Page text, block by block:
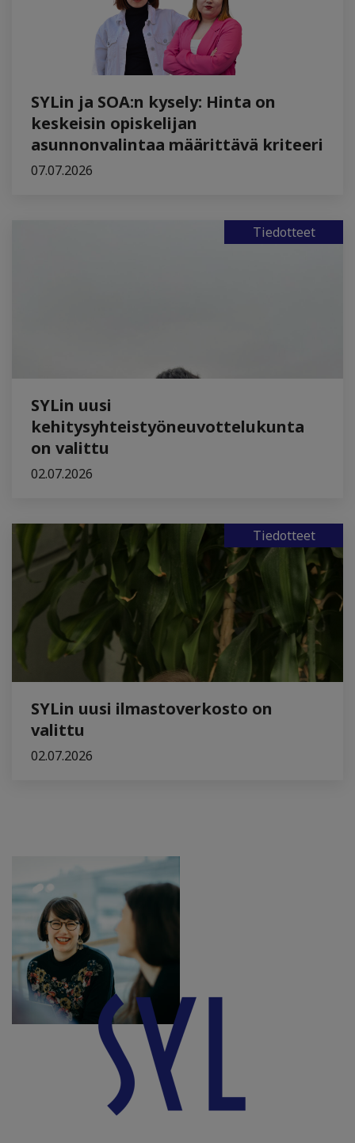
SYLin ja SOA:n kysely: Hinta on
keskeisin opiskelijan
asunnonvalintaa määrittävä kriteeri
07.07.2026
Tiedotteet
SYLin uusi
kehitysyhteistyöneuvottelukunta
on valittu
02.07.2026
Tiedotteet
SYLin uusi ilmastoverkosto on
valittu
02.07.2026